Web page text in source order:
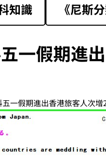
知識 《尼斯
一假期進
一假期進出香港旅客人次增